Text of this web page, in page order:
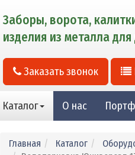
Заборы, ворота,
изделия из металла
Заказать звонок
Каталог О нас
Главная Каталог